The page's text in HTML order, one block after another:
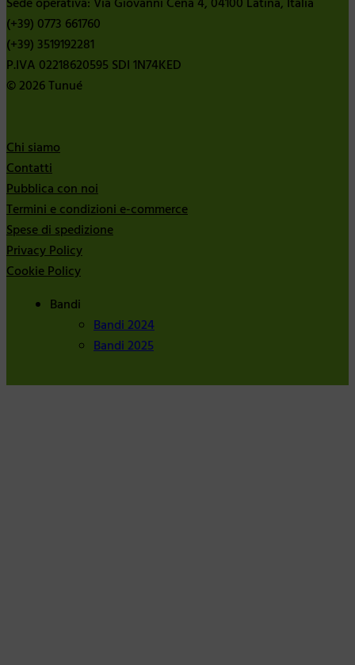
(+39) 0773 661760
(+39) 3519192281
P.IVA 02218620595 SDI 1N74KED
© 2026 Tunué
Chi siamo
Contatti
Pubblica con noi
Termini e condizioni e-commerce
Spese di spedizione
Privacy Policy
Cookie Policy
Bandi
Bandi 2024
Bandi 2025